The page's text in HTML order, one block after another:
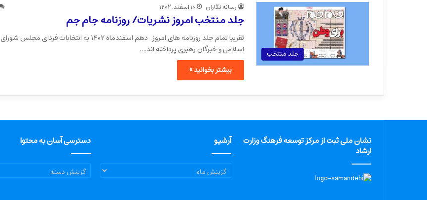
جلد منتخب
رسانه نگاران ۱۰ اسفند, ۱۴۰۲
جلد منتخب امروز نشریات/ روزنامه جام جم
تقریبا تمام جلد روزنامه های امروز دهم اسفندماه ۱۴۰۲ به انتخابات فردای مجلس شورای
اسلامی و خبرگان رهبری پرداخته اند.…
بیشتر بخوانید »
نشان ملی ثبت از مرکز توسعه فرهنگ وزارت
ارشاد
آرشیو
آرشیو
دسترسی آسان به محتوا
دسترسی
آسان